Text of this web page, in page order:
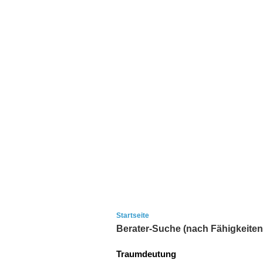
Startseite
Berater-Suche (nach
Traumdeutung